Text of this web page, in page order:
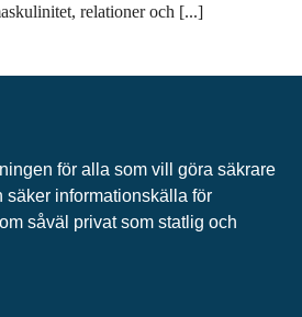
relationer och [...]
för alla som vill göra säkrare
säker informationskälla för
såväl privat som statlig och